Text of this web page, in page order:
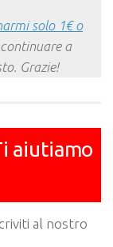
solo 1€ o
a
Grazie!
aiutiamo
al nostro